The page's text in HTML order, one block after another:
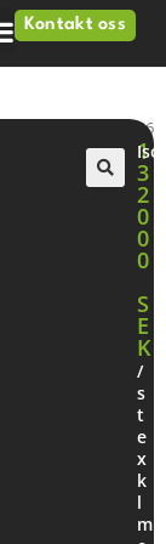
Kontakt oss
tank i syrefast 316
1
3
2
0
0
0
S
E
K
/
s
t
e
x
k
l
m